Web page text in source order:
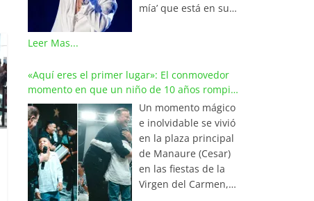
mía’ que está en su
de los listados
musicales en
Colombia y países de
América y Europa.
Esta emotiva
composición del
maestro Wilfran
Castillo se posicionó
en el primer lugar de
Leer Mas...
«Aquí eres el primer lugar»: El conmovedor
momento en que un niño de 10 años rompió
en llanto al cantar con Iván Villazón
Un momento mágico
e inolvidable se vivió
en la plaza principal
de Manaure (Cesar)
en las fiestas de la
Virgen del Carmen,